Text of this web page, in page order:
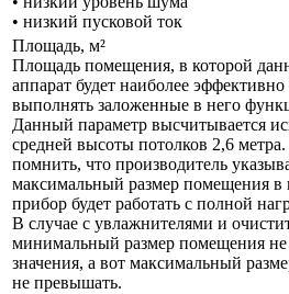
• низкий пусковой ток
Площадь, м²
Площадь помещения, в которой
аппарат будет наиболее эффективно
выполнять заложенные в него
Данный параметр высчитывается
средней высоты потолков 2,6
помнить, что производитель
максимальный размер помещения в
прибор будет работать с полной
В случае с увлажнителями и
минимальный размер помещения не
значения, а вот максимальный
не превышать.